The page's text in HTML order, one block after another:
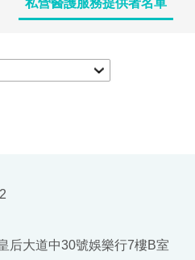
私營醫護服務提供者名單
后大道中30號娛樂行7樓B室